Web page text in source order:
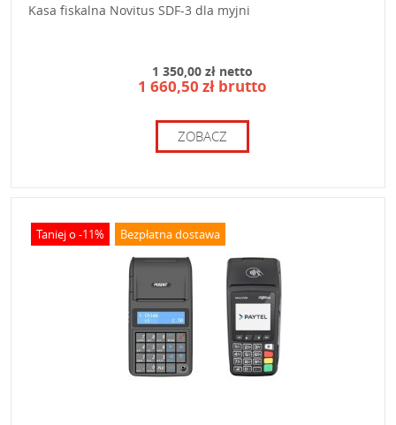
Kasa fiskalna Novitus SDF-3 dla myjni
1 350,00 zł netto
1 660,50 zł brutto
ZOBACZ
Taniej o -11% Bezpłatna dostawa